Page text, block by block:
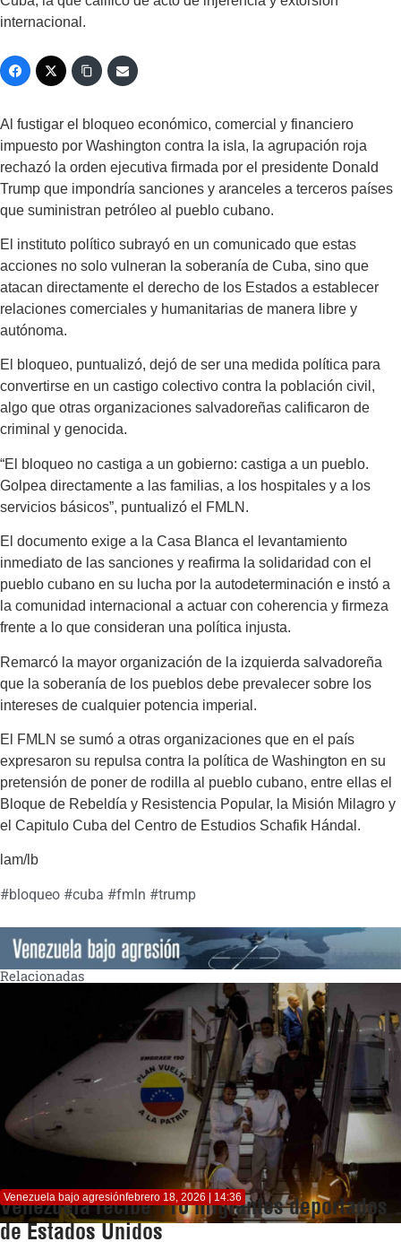
internacional.
Al fustigar el bloqueo económico, comercial y financiero
impuesto por Washington contra la isla, la agrupación roja
rechazó la orden ejecutiva firmada por el presidente Donald
Trump que impondría sanciones y aranceles a terceros países
que suministran petróleo al pueblo cubano.
El instituto político subrayó en un comunicado que estas
acciones no solo vulneran la soberanía de Cuba, sino que
atacan directamente el derecho de los Estados a establecer
relaciones comerciales y humanitarias de manera libre y
autónoma.
El bloqueo, puntualizó, dejó de ser una medida política para
convertirse en un castigo colectivo contra la población civil,
algo que otras organizaciones salvadoreñas calificaron de
criminal y genocida.
“El bloqueo no castiga a un gobierno: castiga a un pueblo.
Golpea directamente a las familias, a los hospitales y a los
servicios básicos”, puntualizó el FMLN.
El documento exige a la Casa Blanca el levantamiento
inmediato de las sanciones y reafirma la solidaridad con el
pueblo cubano en su lucha por la autodeterminación e instó a
la comunidad internacional a actuar con coherencia y firmeza
frente a lo que consideran una política injusta.
Remarcó la mayor organización de la izquierda salvadoreña
que la soberanía de los pueblos debe prevalecer sobre los
intereses de cualquier potencia imperial.
El FMLN se sumó a otras organizaciones que en el país
expresaron su repulsa contra la política de Washington en su
pretensión de poner de rodilla al pueblo cubano, entre ellas el
Bloque de Rebeldía y Resistencia Popular, la Misión Milagro y
el Capitulo Cuba del Centro de Estudios Schafik Hándal.
lam/lb
#bloqueo #cuba #fmln #trump
Relacionadas
Venezuela bajo agresiónfebrero 18, 2026 | 14:36
Venezuela recibe 110 migrantes deportados
de Estados Unidos